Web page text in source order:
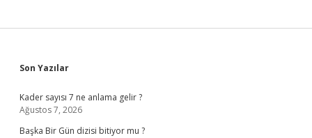
Sidebar
Son Yazılar
Kader sayısı 7 ne anlama gelir ?
Ağustos 7, 2026
Başka Bir Gün dizisi bitiyor mu ?